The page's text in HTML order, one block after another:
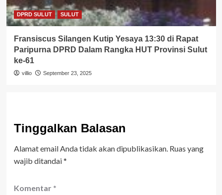
DPRD SULUT SULUT
Fransiscus Silangen Kutip Yesaya 13:30 di Rapat
Paripurna DPRD Dalam Rangka HUT Provinsi Sulut
ke-61
villio September 23, 2025
Tinggalkan Balasan
Alamat email Anda tidak akan dipublikasikan. Ruas yang
wajib ditandai*
Komentar *